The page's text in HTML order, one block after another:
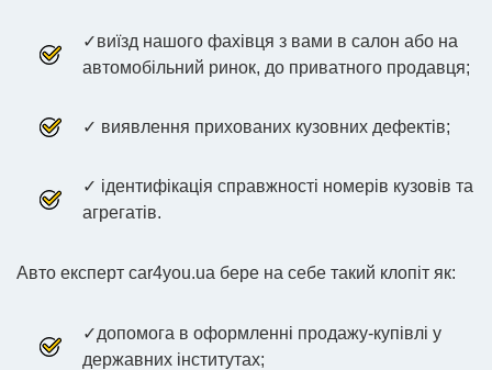
✓виїзд нашого фахівця з вами в салон або на
автомобільний ринок, до приватного продавця;
✓ виявлення прихованих кузовних дефектів;
✓ ідентифікація справжності номерів кузовів та
агрегатів.
Авто експерт car4you.ua бере на себе такий клопіт як:
✓допомога в оформленні продажу-купівлі у
державних інститутах;